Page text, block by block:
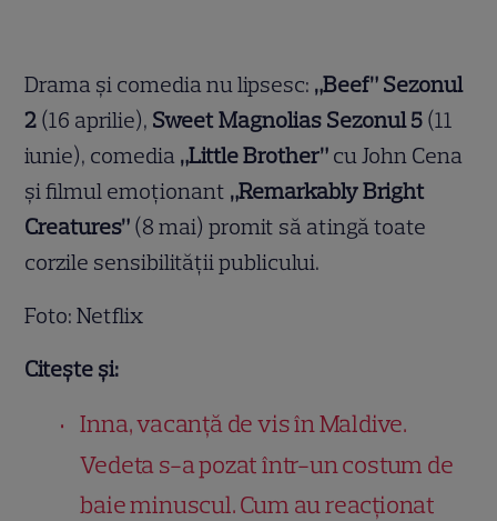
Drama și comedia nu lipsesc: „Beef” Sezonul
2 (16 aprilie), Sweet Magnolias Sezonul 5 (11
iunie), comedia „Little Brother” cu John Cena
și filmul emoționant „Remarkably Bright
Creatures” (8 mai) promit să atingă toate
corzile sensibilității publicului.
Foto: Netflix
Citește și:
Inna, vacanță de vis în Maldive.
Vedeta s-a pozat într-un costum de
baie minuscul. Cum au reacționat